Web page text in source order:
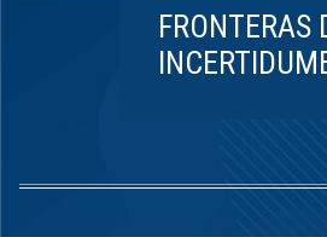
FRONTERAS